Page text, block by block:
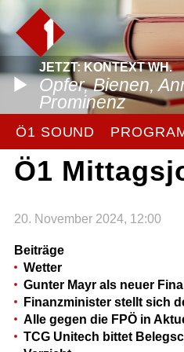
JETZT: KONTEXT WH.
Opfer, Bienen,
Prominenz
Ö1 SOUND
Ö1
20. November 2024, 12:00
Beiträge
Wetter
Gunter Mayr als neuer
Finanzminister stellt sich
Alle gegen die FPÖ in
TCG Unitech bittet